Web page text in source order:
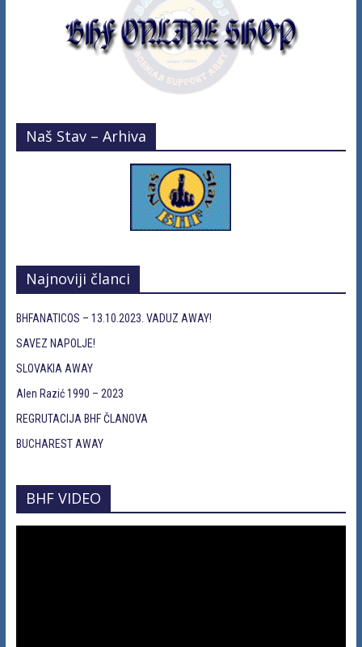
Naš Stav – Arhiva
Najnoviji članci
BHFANATICOS – 13.10.2023. VADUZ AWAY!
SAVEZ NAPOLJE!
SLOVAKIA AWAY
Alen Razić 1990 – 2023
REGRUTACIJA BHF ČLANOVA
BUCHAREST AWAY
BHF VIDEO